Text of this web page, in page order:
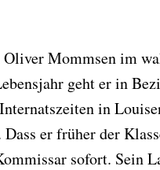
Mommsen im
geht er in
in
er früher der
sofort. Sein